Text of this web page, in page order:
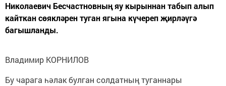
Николаевич Бесчастновның яу кырыннан табып алып
кайткан сөякләрен туган ягына күчереп җирләүгә
багышланды.
Владимир КОРНИЛОВ
Бу чарага һәлак булган солдатның туганнары